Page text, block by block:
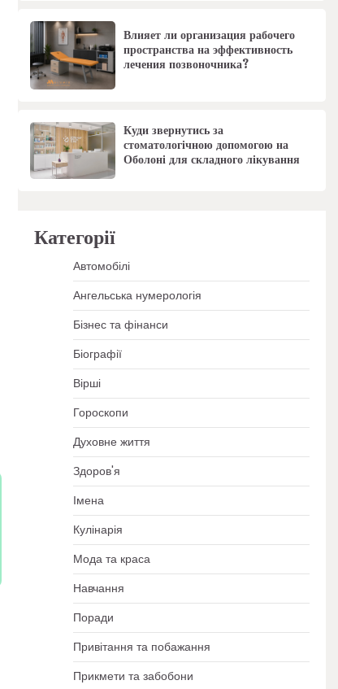
Влияет ли организация рабочего
пространства на эффективность
лечения позвоночника?
Куди звернутись за
стоматологічною допомогою на
Оболоні для складного лікування
Категорії
Автомобілі
Ангельська нумерологія
Бізнес та фінанси
Біографії
Вірші
Гороскопи
Духовне життя
Здоров'я
Імена
Кулінарія
Мода та краса
Навчання
Поради
Привітання та побажання
Прикмети та забобони